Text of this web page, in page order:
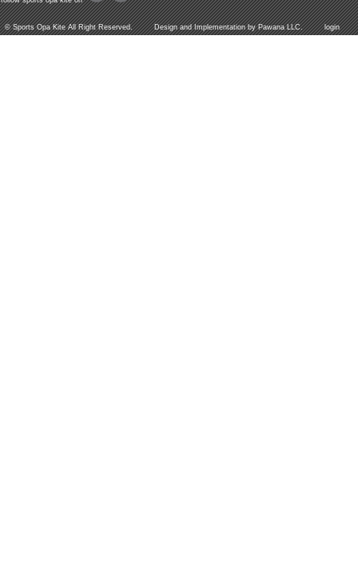
©Sports Opa KiteAll Right Reserved. Design and Implementation byPawana LLC. login